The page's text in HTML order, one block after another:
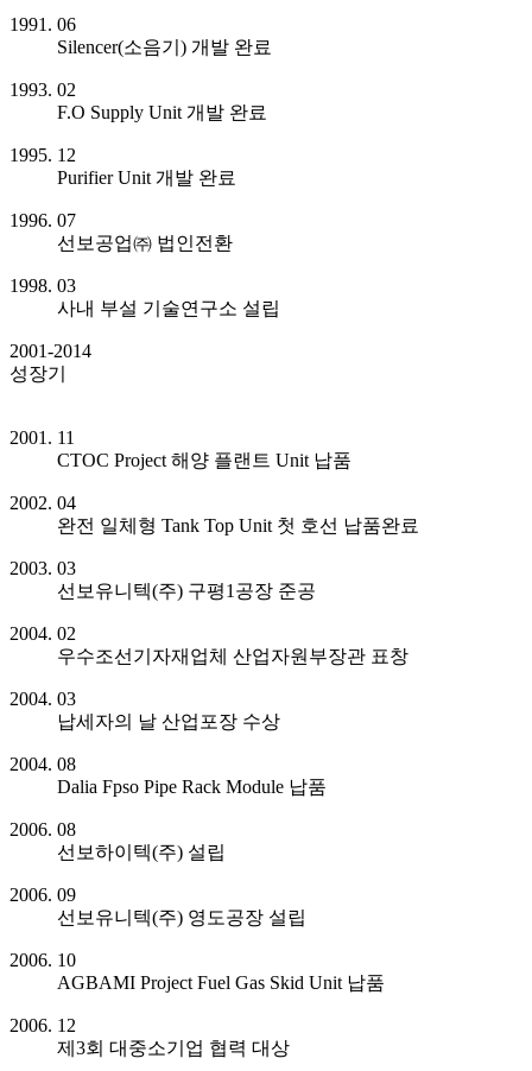
1991. 06
Silencer(소음기) 개발 완료
1993. 02
F.O Supply Unit 개발 완료
1995. 12
Purifier Unit 개발 완료
1996. 07
선보공업㈜ 법인전환
1998. 03
사내 부설 기술연구소 설립
2001-2014
성장기
2001. 11
CTOC Project 해양 플랜트 Unit 납품
2002. 04
완전 일체형 Tank Top Unit 첫 호선 납품완료
2003. 03
선보유니텍(주) 구평1공장 준공
2004. 02
우수조선기자재업체 산업자원부장관 표창
2004. 03
납세자의 날 산업포장 수상
2004. 08
Dalia Fpso Pipe Rack Module 납품
2006. 08
선보하이텍(주) 설립
2006. 09
선보유니텍(주) 영도공장 설립
2006. 10
AGBAMI Project Fuel Gas Skid Unit 납품
2006. 12
제3회 대중소기업 협력 대상